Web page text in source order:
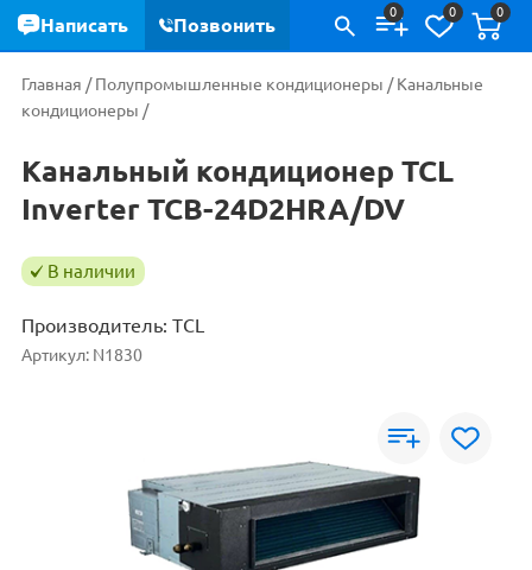
0 0 0
Главная /Полупромышленные кондиционеры /Канальные
кондиционеры /
Канальный кондиционер TCL
Inverter TCB-24D2HRA/DV
В наличии
Производитель:TCL
Артикул: N1830
Написать Позвонить